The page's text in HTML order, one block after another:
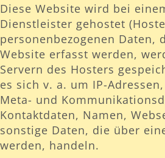
Diese Website wird bei
Dienstleister gehostet
personenbezogenen Daten,
Website erfasst werden,
Servern des Hosters
es sich v. a. um IP-
Meta- und
Kontaktdaten, Namen,
sonstige Daten, die über
werden, handeln.